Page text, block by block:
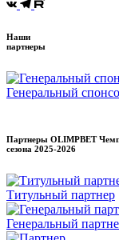
Наши
партнеры
Генеральный
Партнеры OLIMPBET
сезона 2025-2026
Титульный партнер
Генеральный